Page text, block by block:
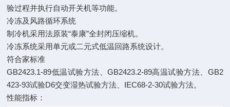
验过程并执行自动开关机等功能。
冷冻及风路循环系统
制冷机采用法原装“泰康”全封闭压缩机。
冷冻系统采用单元或二元式低温回路系统设计。
符合家标准
GB2423.1-89低温试验方法、GB2423.2-89高温试验方法、GB2
423-93试验D6交变湿热试验方法、IEC68-2-30试验方法。
性能指标：